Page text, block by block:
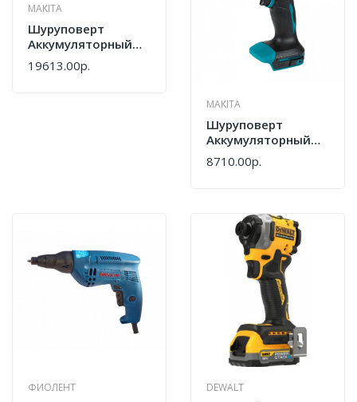
MAKITA
Шуруповерт
Аккумуляторный
Makita DDF490SF1J
19613.00р.
MAKITA
Шуруповерт
Аккумуляторный
Makita DHP490Z
8710.00р.
ФИОЛЕНТ DEWALT